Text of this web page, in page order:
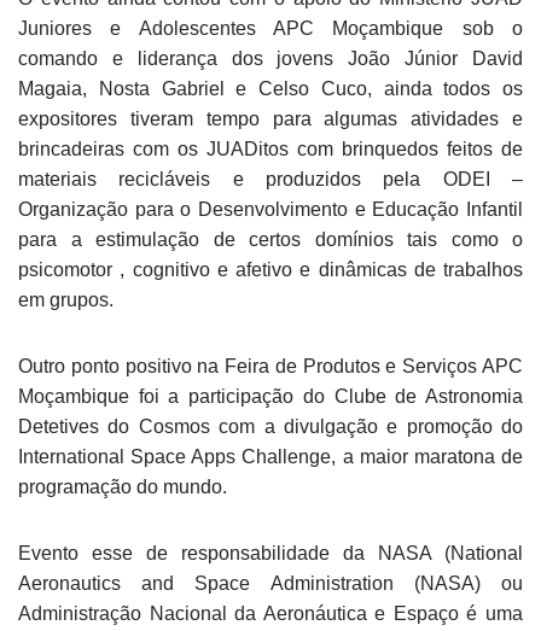
Juniores e Adolescentes APC Moçambique sob o
comando e liderança dos jovens João Júnior David
Magaia, Nosta Gabriel e Celso Cuco, ainda todos os
expositores tiveram tempo para algumas atividades e
brincadeiras com os JUADitos com brinquedos feitos de
materiais recicláveis e produzidos pela ODEI –
Organização para o Desenvolvimento e Educação Infantil
para a estimulação de certos domínios tais como o
psicomotor , cognitivo e afetivo e dinâmicas de trabalhos
em grupos.
Outro ponto positivo na Feira de Produtos e Serviços APC
Moçambique foi a participação do Clube de Astronomia
Detetives do Cosmos com a divulgação e promoção do
International Space Apps Challenge, a maior maratona de
programação do mundo.
Evento esse de responsabilidade da NASA (National
Aeronautics and Space Administration (NASA) ou
Administração Nacional da Aeronáutica e Espaço é uma